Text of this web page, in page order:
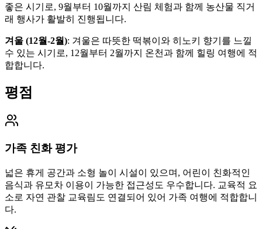
좋은 시기로, 9월부터 10월까지 산림 체험과 함께 농산물 직거
래 행사가 활발히 진행됩니다.
겨울 (12월-2월): 겨울은 따뜻한 떡볶이와 히노키 향기를 느낄
수 있는 시기로, 12월부터 2월까지 온천과 함께 힐링 여행에 적
합합니다.
평점
가족 친화 평가
넓은 휴게 공간과 소형 놀이 시설이 있으며, 어린이 친화적인
음식과 유모차 이용이 가능한 접근성도 우수합니다. 교육적 요
소로 자연 관찰 교육림도 연결되어 있어 가족 여행에 적합합니
다.